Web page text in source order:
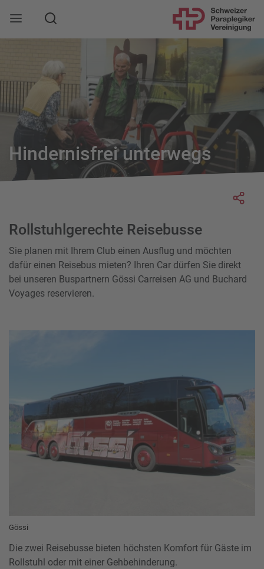
Mobile Navigation öffnen
Suche
Hindernisfrei unterwegs
Rollstuhlgerechte Reisebusse
Sie planen mit Ihrem Club einen Ausflug und möchten
dafür einen Reisebus mieten? Ihren Car dürfen Sie direkt
bei unseren Buspartnern Gössi Carreisen AG und Buchard
Voyages reservieren.
Gössi
Die zwei Reisebusse bieten höchsten Komfort für Gäste im
Rollstuhl oder mit einer Gehbehinderung.